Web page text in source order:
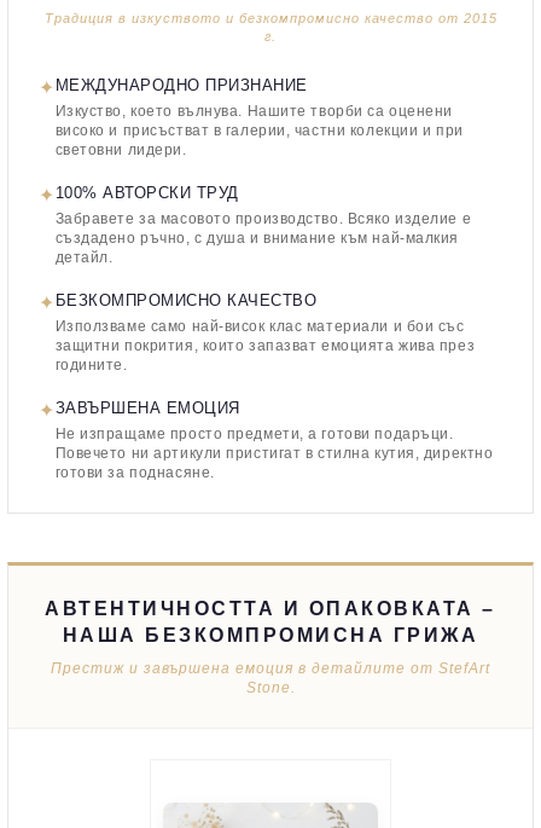
Традиция в изкуството и безкомпромисно качество от 2015
г.
✦ МЕЖДУНАРОДНО ПРИЗНАНИЕ
Изкуство, което вълнува. Нашите творби са оценени
високо и присъстват в галерии, частни колекции и при
световни лидери.
✦ 100% АВТОРСКИ ТРУД
Забравете за масовото производство. Всяко изделие е
създадено ръчно, с душа и внимание към най-малкия
детайл.
✦ БЕЗКОМПРОМИСНО КАЧЕСТВО
Използваме само най-висок клас материали и бои със
защитни покрития, които запазват емоцията жива през
годините.
✦ЗАВЪРШЕНА ЕМОЦИЯ
Не изпращаме просто предмети, а готови подаръци.
Повечето ни артикули пристигат в стилна кутия, директно
готови за поднасяне.
АВТЕНТИЧНОСТТА И ОПАКОВКАТА –
НАША БЕЗКОМПРОМИСНА ГРИЖА
Престиж и завършена емоция в детайлите от StefArt
Stone.